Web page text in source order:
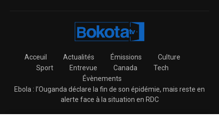
Acceuil Actualités Émissions
Culture
Sport
Entrevue Canada
Tech
Évènements
Ebola : l’Ouganda déclare la fin de son épidémie, mais reste en
alerte face à la situation en RDC